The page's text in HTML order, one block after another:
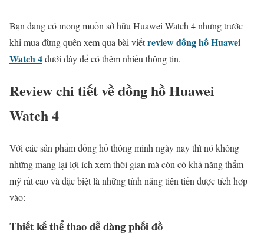
Bạn đang có mong muốn sở hữu Huawei Watch 4 nhưng trước
khi mua đừng quên xem qua bài viếtreview đồng hồ Huawei
Watch 4dưới đây để có thêm nhiều thông tin.
Review chi tiết về đồng hồ Huawei
Watch 4
Với các sản phẩm đồng hồ thông minh ngày nay thì nó không
những mang lại lợi ích xem thời gian mà còn có khả năng thẩm
mỹ rất cao và đặc biệt là những tính năng tiên tiến được tích hợp
vào:
Thiết kế thể thao dễ dàng phối đồ